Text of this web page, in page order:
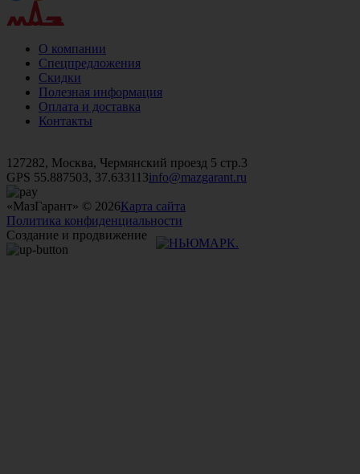
О компании
Спецпредложения
Скидки
Полезная информация
Оплата и доставка
Контакты
127282, Москва, Чермянский проезд 5 стр.3
GPS 55.887503, 37.633113info@mazgarant.ru
«МазГарант» © 2026Карта сайта
Политика конфиденциальности
Создание и продвижение